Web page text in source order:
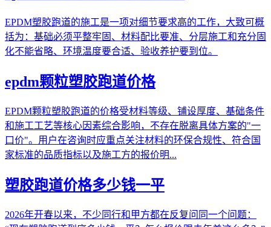
EPDM塑胶跑道的施工是一项对细节要求高的工作，大致可概
括为：基础必须平整牢固、材料配比要准、分层施工和充分固
化不能省略、环境温度要合适、验收养护要到位。
epdm颗粒塑胶跑道价格
EPDM颗粒塑胶跑道的价格受材料等级、铺设厚度、基础条件
和施工工艺等核心因素综合影响，不存在脱离具体方案的"一
口价"。用户在咨询时应重点关注材料的环保合规性、符合国
家标准的品质指标以及施工方的报价明...
塑胶跑道价格多少钱一平
2026年开春以来，不少同行和甲方都在反复问同一个问题：